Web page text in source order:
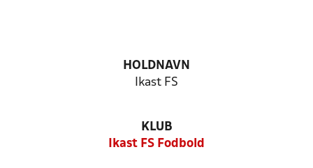
HOLDNAVN
Ikast FS
KLUB
Ikast FS Fodbold